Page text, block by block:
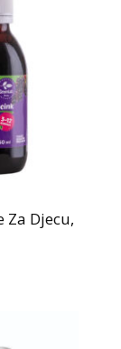
Za Djecu,